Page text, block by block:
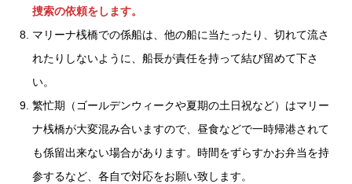
捜索の依頼をします。
マリーナ桟橋での係船は、他の船に当たったり、切れて流さ
れたりしないように、船長が責任を持って結び留めて下さ
い。
繁忙期（ゴールデンウィークや夏期の土日祝など）はマリー
ナ桟橋が大変混み合いますので、昼食などで一時帰港されて
も係留出来ない場合があります。時間をずらすかお弁当を持
参するなど、各自で対応をお願い致します。